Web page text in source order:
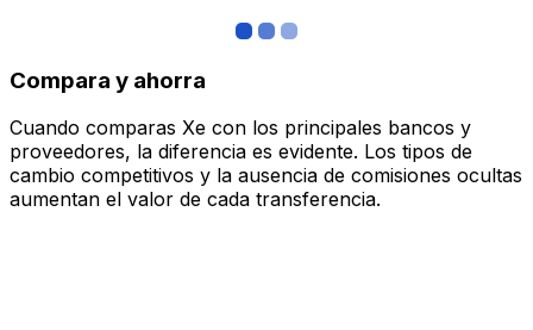
Compara y ahorra
Cuando comparas Xe con los principales bancos y
proveedores, la diferencia es evidente. Los tipos de
cambio competitivos y la ausencia de comisiones ocultas
aumentan el valor de cada transferencia.